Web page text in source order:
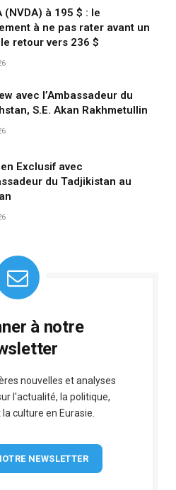
(NVDA) à 195 $ : le
à ne pas rater avant un
retour vers 236 $
avec l’Ambassadeur du
S.E. Akan Rakhmetullin
Exclusif avec
du Tadjikistan au
à notre
nouvelles et analyses
l'actualité, la politique,
culture en Eurasie.
NEWSLETTER